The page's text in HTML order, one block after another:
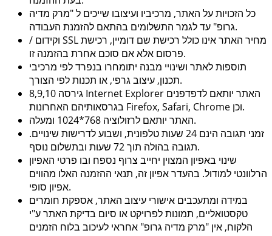
כל הזכויות על האתר, מרכיביו ועיצובו שייכים ל "מרק מדיה
גרופ" עד לגמר התשלומים בהתאם להזמנת העבודה.
מחיר האתר אינו כולל רכישת שם דומיין, רכישתSSL וקידום /
פרסום אלא אם סוכם אחרת בהזמנה זו.
תוספות לאתר ושינויי מבנה יתומחרו בנפרד לפי מרכיבי
תכנון, עיצוב גרפי, או תכנות לפי הצורך.
האתר יותאם לדפדפנים Internet Explorer
גירסה 8,9,10
וכן Firefox, Safari, Chrome
בגרסאותיהם האחרונות.
האתר יותאם לרזולוציה 768*1024 ומעלה.
זמני תגובה הינם 24 שעות טלפונית, ושבוע לדרישות שינויים.
תגובה בהולה תוך 72 שעות ובתשלום נוסף.
שינוי באפיון המצוין יחייב צרוף נספח ובו פרטי האפיון
הרלוונטי למודול. בהעדר אפיון זה, תנאי ההזמנה האלו מהווים
אפיון סופי.
במידה ומתעכבים אישורי עיצוב האתר, אספקת חומרים
טקסטואליים, תמונות לפרויקט או סיום בדיקת האתר ע"י
הלקוח, אין "מרק מדיה גרופ" אחראי לעיכוב בלוח הזמנים